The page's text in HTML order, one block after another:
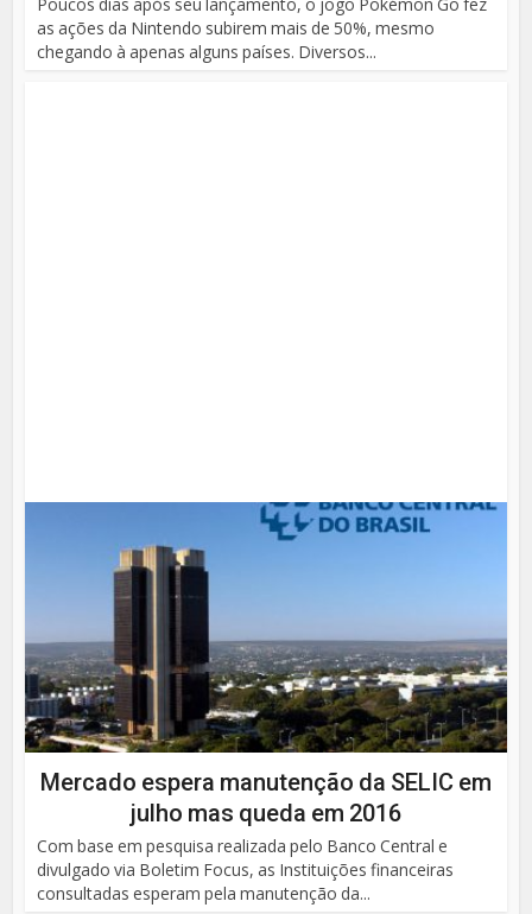
as ações da Nintendo subirem mais de 50%, mesmo
chegando à apenas alguns países. Diversos...
Mercado espera manutenção da SELIC em
julho mas queda em 2016
Com base em pesquisa realizada pelo Banco Central e
divulgado via Boletim Focus, as Instituições financeiras
consultadas esperam pela manutenção da...